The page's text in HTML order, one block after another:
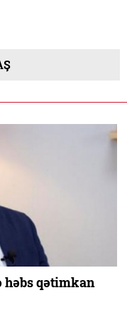
həbs qətimkan